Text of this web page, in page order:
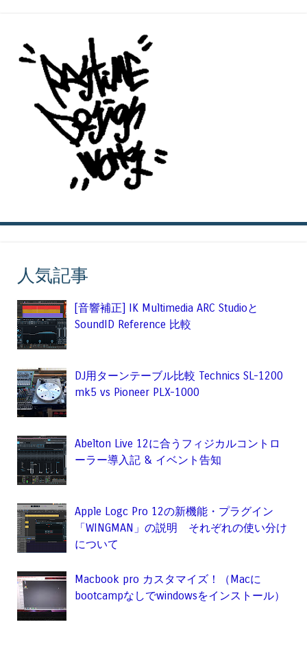
人気記事
[音響補正] IK Multimedia ARC Studioと
SoundID Reference 比較
DJ用ターンテーブル比較 Technics SL-1200
mk5 vs Pioneer PLX-1000
Abelton Live 12に合うフィジカルコントロ
ーラー導入記 & イベント告知
Apple Logc Pro 12の新機能・プラグイン
「WINGMAN」の説明 それぞれの使い分け
について
Macbook pro カスタマイズ！（Macに
bootcampなしでwindowsをインストール）